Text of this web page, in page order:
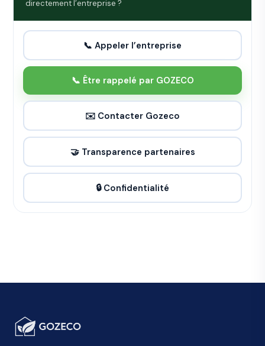
directement l’entreprise ?
📞 Appeler l’entreprise
📞 Être rappelé par GOZECO
✉️ Contacter Gozeco
🤝 Transparence partenaires
🔒 Confidentialité